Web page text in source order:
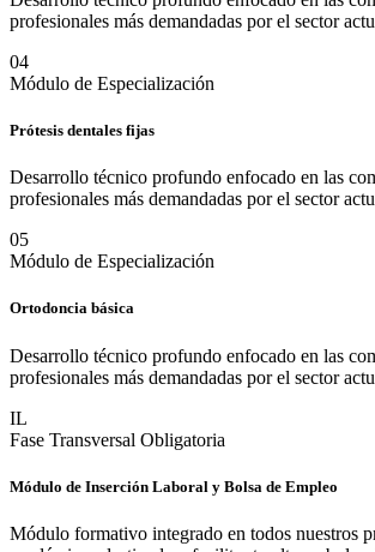
profesionales más demandadas por el sector
04
Módulo de Especialización
Prótesis dentales fijas
Desarrollo técnico profundo enfocado en las
profesionales más demandadas por el sector
05
Módulo de Especialización
Ortodoncia básica
Desarrollo técnico profundo enfocado en las
profesionales más demandadas por el sector
IL
Fase Transversal Obligatoria
Módulo de Inserción Laboral y Bolsa de Empleo
Módulo formativo integrado en todos nuestros